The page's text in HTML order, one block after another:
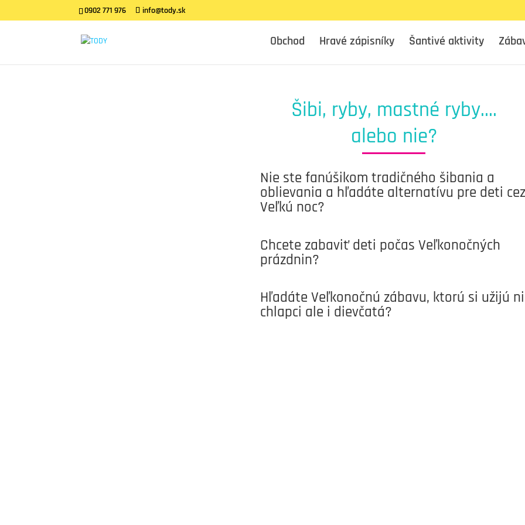
0902 771 976 info@tody.sk
Obchod Hravé zápisníky Šantivé aktivity
Šibi, ryby, mastné ryby….
alebo nie?
Nie ste fanúšikom tradičného šibania a
oblievania a hľadáte alternatívu pre deti cez
Veľkú noc?
Chcete zabaviť deti počas Veľkonočných
prázdnin?
Hľadáte Veľkonočnú zábavu, ktorú si užijú
chlapci ale i dievčatá?